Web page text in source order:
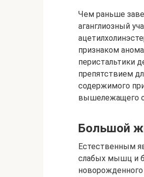
Чем раньше
аганглиозный
признаком
перистальтики
препятствием
содержимого
вышележащего
Большой
Естественным
слабых мышц и